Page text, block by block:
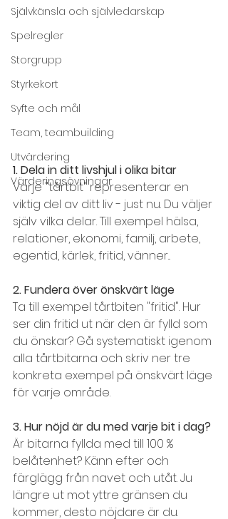
Självkänsla och självledarskap
Spelregler
Storgrupp
Styrkekort
Syfte och mål
Team, teambuilding
Utvärdering
Värderingsövningar
1. Dela in ditt livshjul i olika bitar
Varje "tårtbit" ­representerar en
viktig del av ditt liv - just nu. Du väljer
själv vilka delar. Till exempel hälsa,
relationer, ekonomi, familj, arbete,
egentid, kärlek, fritid, vänner...
2. Fundera över önskvärt läge
Ta till exempel tårtbiten "fritid". Hur
ser din fritid ut när den är fylld som
du önskar? Gå systematiskt igenom
alla tårtbitarna och skriv ner tre
konkreta exempel på önskvärt läge
för varje område.
3. Hur nöjd är du med varje bit i dag?
Är bitarna fyllda med till 100 %
belåtenhet? Känn efter och
färglägg från navet och utåt. Ju
längre ut mot yttre ­gränsen du
kommer, desto nöjdare är du.